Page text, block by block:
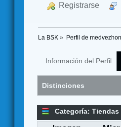
Registrarse
La BSK » Perfil de
Información del Perfil
Distinciones
Categoría: Tiendas